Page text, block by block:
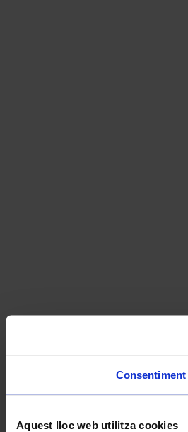
Consentiment
Aquest lloc web utilitza cookies